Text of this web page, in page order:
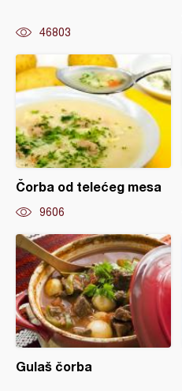
46803
Čorba od telećeg mesa
9606
Gulaš čorba